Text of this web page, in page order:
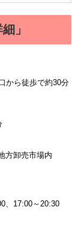
」
から徒歩で約30分
方卸売市場内
、17:00～20:30